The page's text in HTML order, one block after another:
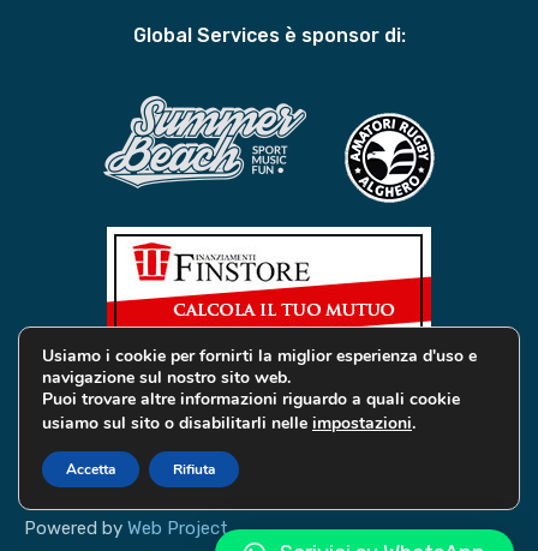
Global Services è sponsor di:
© 2019 Global Services Immobiliari | All rights reserved |
Privacy e Cookie
Powered by Web Project
Usiamo i cookie per fornirti la miglior esperienza d'uso e
navigazione sul nostro sito web.
Puoi trovare altre informazioni riguardo a quali cookie
usiamo sul sito o disabilitarli nelle impostazioni.
Accetta Rifiuta